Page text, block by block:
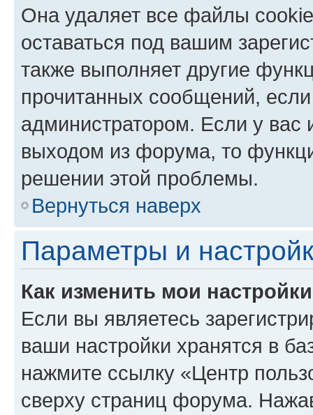
Она удаляет все файлы
оставаться под вашим
также выполняет другие
прочитанных сообщений,
администратором. Если у
выходом из форума, то
решении этой проблемы.
Вернуться наверх
Параметры и
Как изменить мои
Если вы являетесь
ваши настройки хранятся в
нажмите ссылку «Центр
сверху страниц форума.